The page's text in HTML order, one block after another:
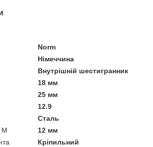
Norm
Німеччина
Внутрішній шестигранник
18 мм
25 мм
12.9
Сталь
М
12 мм
Кріпильний